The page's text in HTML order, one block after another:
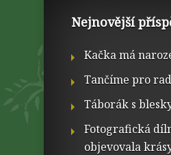
Nejnovější
Kačka má
Tančíme pro
Táborák s
Fotografická
objevovala